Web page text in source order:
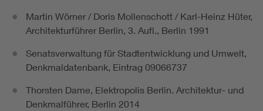
Martin Wörner / Doris Mollenschott / Karl-Heinz Hüter,
Architekturführer Berlin, 3. Aufl., Berlin 1991
Senatsverwaltung für Stadtentwicklung und Umwelt,
Denkmaldatenbank, Eintrag 09066737
Thorsten Dame, Elektropolis Berlin. Architektur- und
Denkmalführer, Berlin 2014